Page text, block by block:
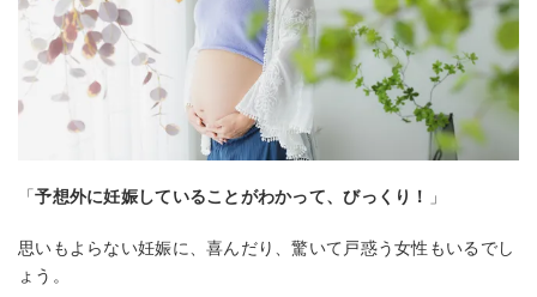
「予想外に妊娠していることがわかって、びっくり！ 」
思いもよらない妊娠に、喜んだり、驚いて戸惑う女性もいるでし
ょう。